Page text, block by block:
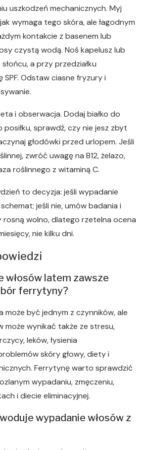
uszkodzeń mechanicznych. Myj
wymaga tego skóra, ale łagodnym
kontakcie z basenem lub
czystą wodą. Noś kapelusz lub
a przy przedziałku
SPF. Odstaw ciasne fryzury i
i obserwacja. Dodaj białko do
posiłku, sprawdź, czy nie jesz zbyt
głodówki przed urlopem. Jeśli
zwróć uwagę na B12, żelazo,
roślinnego z witaminą C.
to decyzja: jeśli wypadanie
jeśli nie, umów badania i
rosną wolno, dlatego rzetelna ocena
nie kilku dni.
włosów latem zawsze
ferrytyny?
może być jednym z czynników, ale
może wynikać także ze stresu,
leków, łysienia
skóry głowy, diety i
Ferrytynę warto sprawdzić
wypadaniu, zmęczeniu,
i diecie eliminacyjnej.
wypadanie włosów z